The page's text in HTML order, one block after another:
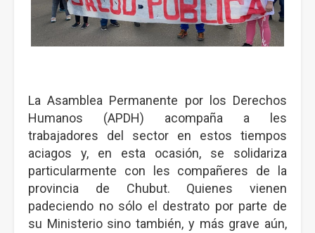
La Asamblea Permanente por los Derechos
Humanos (APDH) acompaña a les
trabajadores del sector en estos tiempos
aciagos y, en esta ocasión, se solidariza
particularmente con les compañeres de la
provincia de Chubut. Quienes vienen
padeciendo no sólo el destrato por parte de
su Ministerio sino también, y más grave aún,